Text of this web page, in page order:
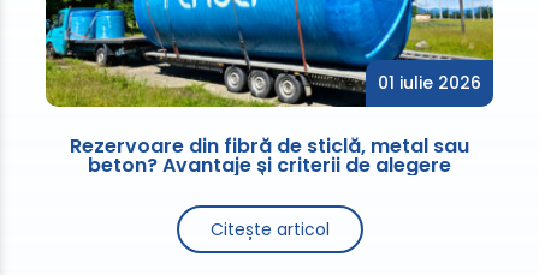
01 iulie 2026
Rezervoare din fibră de sticlă, metal sau
beton? Avantaje și criterii de alegere
Citește articol